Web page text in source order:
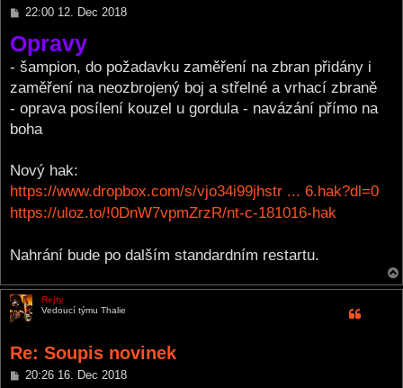
P
s
t
22:00 12. Dec 2018
Opravy
- šampion, do požadavku zaměření na zbran přidány i
zaměření na neozbrojený boj a střelné a vrhací zbraně
- oprava posílení kouzel u gordula - navázání přímo na
boha
Nový hak:
https://www.dropbox.com/s/vjo34i99jhstr ... 6.hak?dl=0
https://uloz.to/!0DnW7vpmZrzR/nt-c-181016-hak
Nahrání bude po dalším standardním restartu.
Rejty
Vedoucí týmu Thalie
Re: Soupis novinek
P
20:26 16. Dec 2018